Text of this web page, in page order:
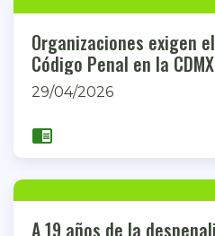
Organizaciones exigen
Código Penal en la CDMX
29/04/2026
chrome_reader_mode
A 19 años de la